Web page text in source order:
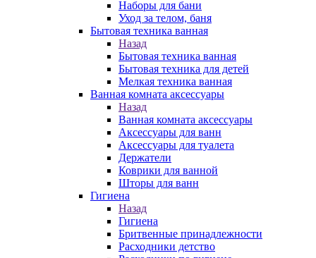
Наборы для бани
Уход за телом, баня
Бытовая техника ванная
Назад
Бытовая техника ванная
Бытовая техника для детей
Мелкая техника ванная
Ванная комната аксессуары
Назад
Ванная комната аксессуары
Аксессуары для ванн
Аксессуары для туалета
Держатели
Коврики для ванной
Шторы для ванн
Гигиена
Назад
Гигиена
Бритвенные принадлежности
Расходники детство